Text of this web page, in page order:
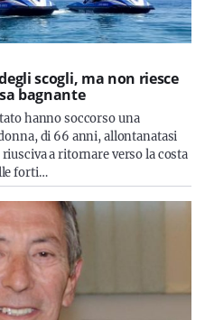
scogli, ma non riesce
bagnante
hanno soccorso una
di 66 anni, allontanatasi
a ritornare verso la costa
forti…